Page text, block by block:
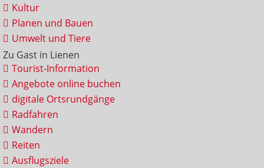
Kultur
Planen und Bauen
Umwelt und Tiere
Zu Gast in Lienen
Tourist-Information
Angebote online buchen
digitale Ortsrundgänge
Radfahren
Wandern
Reiten
Ausflugsziele